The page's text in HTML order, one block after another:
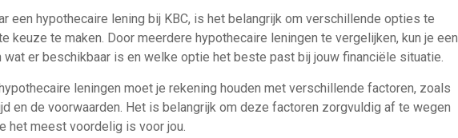
een hypothecaire lening bij KBC, is het belangrijk om verschillende opties te
keuze te maken. Door meerdere hypothecaire leningen te vergelijken, kun je een
wat er beschikbaar is en welke optie het beste past bij jouw financiële situatie.
leningen moet je rekening houden met verschillende factoren, zoals
en de voorwaarden. Het is belangrijk om deze factoren zorgvuldig af te wegen
het meest voordelig is voor jou.